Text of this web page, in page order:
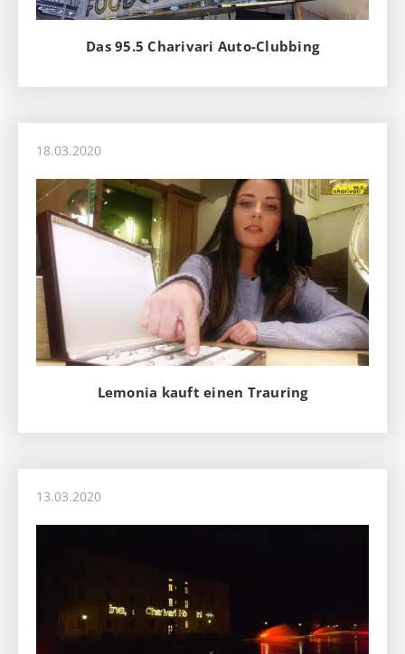
Das 95.5 Charivari Auto-Clubbing
18.03.2020
Lemonia kauft einen Trauring
13.03.2020